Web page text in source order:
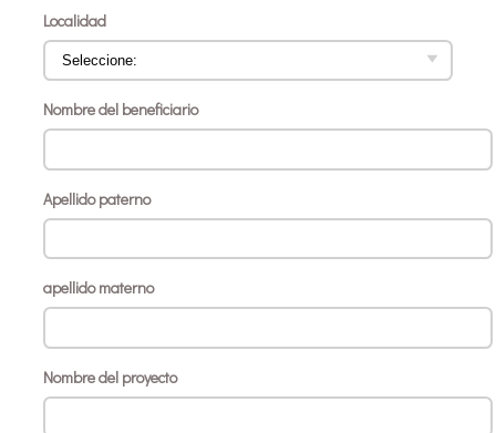
Localidad
Nombre del beneficiario
Apellido paterno
apellido materno
Nombre del proyecto